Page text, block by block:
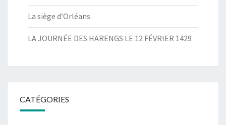
La siège d’Orléans
LA JOURNÉE DES HARENGS LE 12 FÉVRIER 1429
CATÉGORIES